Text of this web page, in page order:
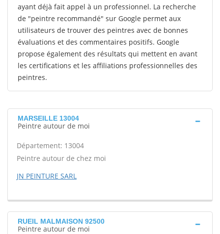
ayant déjà fait appel à un professionnel. La recherche
de "peintre recommandé" sur Google permet aux
utilisateurs de trouver des peintres avec de bonnes
évaluations et des commentaires positifs. Google
propose également des résultats qui mettent en avant
les certifications et les affiliations professionnelles des
peintres.
MARSEILLE 13004
Peintre autour de moi
Département: 13004
Peintre autour de chez moi
JN PEINTURE SARL
RUEIL MALMAISON 92500
Peintre autour de moi